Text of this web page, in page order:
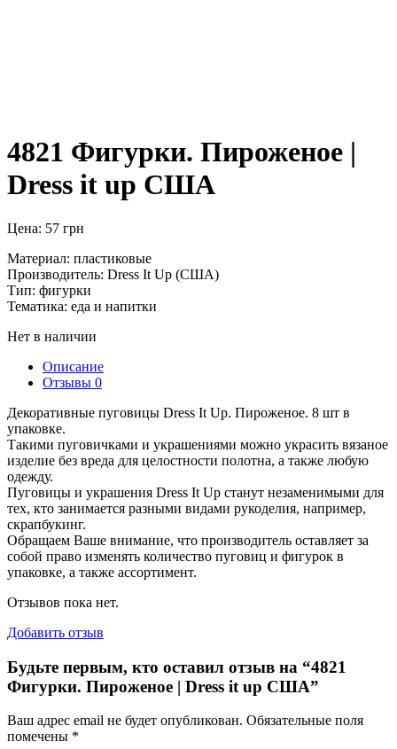
4821 Фигурки. Пироженое |
Dress it up США
Цена: 57 грн
Материал: пластиковые
Производитель: Dress It Up (США)
Тип: фигурки
Тематика: еда и напитки
Нет в наличии
Описание
Отзывы 0
Декоративные пуговицы Dress It Up. Пироженое. 8 шт в
упаковке.
Такими пуговичками и украшениями можно украсить вязаное
изделие без вреда для целостности полотна, а также любую
одежду.
Пуговицы и украшения Dress It Up станут незаменимыми для
тех, кто занимается разными видами рукоделия, например,
скрапбукинг.
Обращаем Ваше внимание, что производитель оставляет за
собой право изменять количество пуговиц и фигурок в
упаковке, а также ассортимент.
Отзывов пока нет.
Добавить отзыв
Будьте первым, кто оставил отзыв на “4821
Фигурки. Пироженое | Dress it up США”
Ваш адрес email не будет опубликован. Обязательные поля
помечены *